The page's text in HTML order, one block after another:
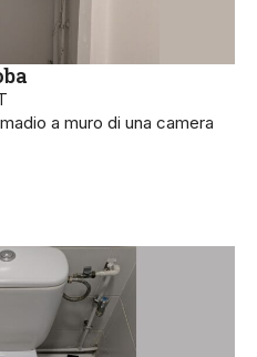
a muro di una camera